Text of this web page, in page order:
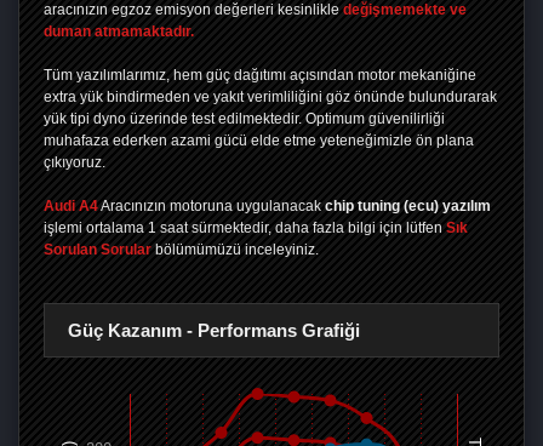
aracınızın egzoz emisyon değerleri kesinlikle değişmemekte ve
duman atmamaktadır.
Tüm yazılımlarımız, hem güç dağıtımı açısından motor mekaniğine
extra yük bindirmeden ve yakıt verimliliğini göz önünde bulundurarak
yük tipi dyno üzerinde test edilmektedir. Optimum güvenilirliği
muhafaza ederken azami gücü elde etme yeteneğimizle ön plana
çıkıyoruz.
Audi A4Aracınızın motoruna uygulanacak chip tuning (ecu) yazılım
işlemi ortalama 1 saat sürmektedir, daha fazla bilgi için lütfen Sık
Sorulan Sorular bölümümüzü inceleyiniz.
Güç Kazanım - Performans Grafiği